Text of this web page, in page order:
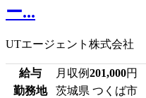
ー...
UTエージェント株式会社
給与 月収例201,000円
勤務地
茨城県 つくば市